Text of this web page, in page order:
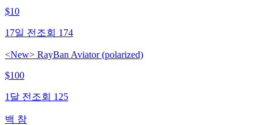
$10
17일 전 조회 174
<New> RayBan Aviator (polarized)
$100
1달 전 조회 125
백 참